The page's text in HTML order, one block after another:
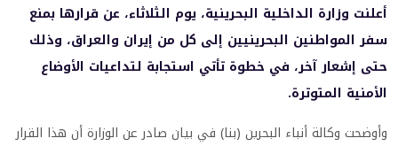
أعلنت وزارة الداخلية البحرينية، يوم الثلاثاء، عن قرارها بمنع
سفر المواطنين البحرينيين إلى كل من إيران والعراق، وذلك
حتى إشعار آخر، في خطوة تأتي استجابة لتداعيات الأوضاع
الأمنية المتوترة.
وأوضحت وكالة أنباء البحرين (بنا) في بيان صادر عن الوزارة أن هذا القرار